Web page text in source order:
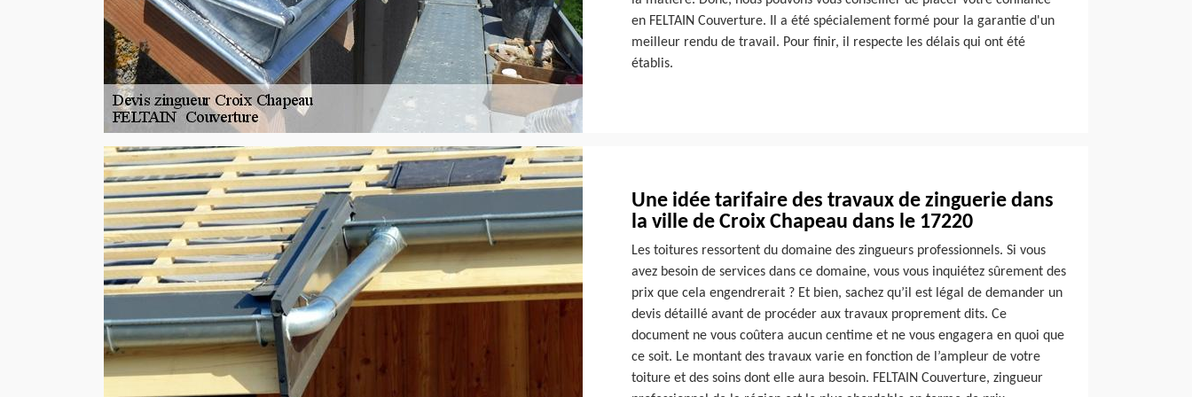
en FELTAIN Couverture. Il a été spécialement formé pour la garantie d'un
meilleur rendu de travail. Pour finir, il respecte les délais qui ont été
établis.
Une idée tarifaire des travaux de zinguerie dans
la ville de Croix Chapeau dans le 17220
Les toitures ressortent du domaine des zingueurs professionnels. Si vous
avez besoin de services dans ce domaine, vous vous inquiétez sûrement des
prix que cela engendrerait ? Et bien, sachez qu’il est légal de demander un
devis détaillé avant de procéder aux travaux proprement dits. Ce
document ne vous coûtera aucun centime et ne vous engagera en quoi que
ce soit. Le montant des travaux varie en fonction de l’ampleur de votre
toiture et des soins dont elle aura besoin. FELTAIN Couverture, zingueur